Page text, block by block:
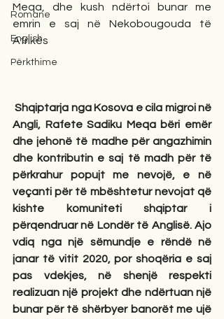
Romane
English
Përkthime
Meqa, dhe kush ndërtoi bunar me
emrin e saj në Nekobougouda të
Afrikës
Shqiptarja nga Kosova e cila migroi në
Angli, Rafete Sadiku Meqa bëri emër
dhe jehonë të madhe për angazhimin
dhe kontributin e saj të madh për të
përkrahur popujt me nevojë, e në
veçanti për të mbështetur nevojat që
kishte komuniteti shqiptar i
përqendruar në Londër të Anglisë. Ajo
vdiq nga një sëmundje e rëndë në
janar të vitit 2020, por shoqëria e saj
pas vdekjes, në shenjë respekti
realizuan një projekt dhe ndërtuan një
bunar për të shërbyer banorët me ujë